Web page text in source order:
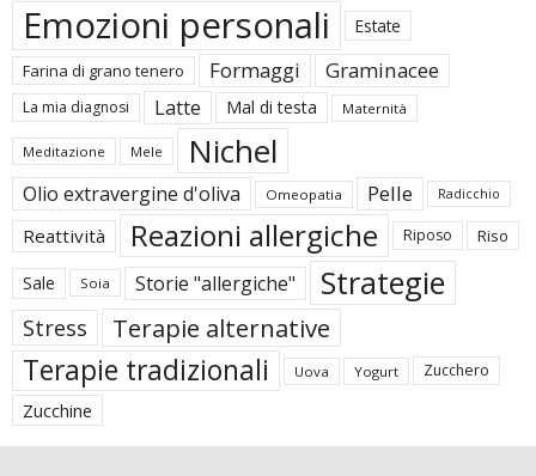
Emozioni personali Estate
Farina di grano tenero Formaggi Graminacee
La mia diagnosi Latte Mal di testa Maternità
Meditazione Mele Nichel
Olio extravergine d'oliva Omeopatia Pelle Radicchio
Reattività Reazioni allergiche Riposo Riso
Sale Soia Storie "allergiche" Strategie
Stress Terapie alternative
Terapie tradizionali Uova Yogurt Zucchero
Zucchine